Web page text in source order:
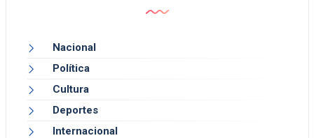
Nacional
Política
Cultura
Deportes
Internacional